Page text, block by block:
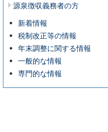
源泉徴収義務者の方
新着情報
税制改正等の情報
年末調整に関する情報
一般的な情報
専門的な情報